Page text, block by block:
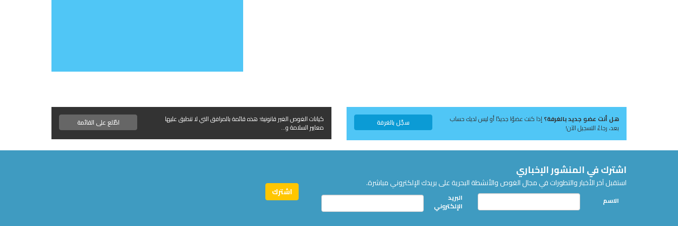
هل أنت عضو جديد بالغرفة؟إذا كنت عضوًا جديدًا أو ليس لديك حساب
بعد، رجاءً التسجيل الآن! سجّل بالغرفة كيانات الغوص الغير قانونية؛ هذه قائمة بالمرافق التي لا تنطبق عليها
معايير السلامة و... اطّلع على القائمة
اشترك في المنشور الإخباري
استقبل آخر الأخبار والتطورات في مجال الغوص والأنشطة البحرية على بريدك الإلكتروني مباشرة.
الاسم البريد
الإلكتروني